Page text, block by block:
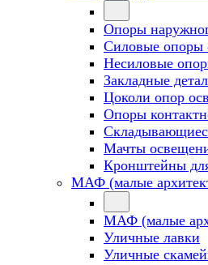
Опоры
Силовые опоры
Несиловые
Закладные
Цоколи опор
Опоры
Мачты
Кронштейны
МАФ (малые
МАФ (малые
Уличные лавки
Уличные